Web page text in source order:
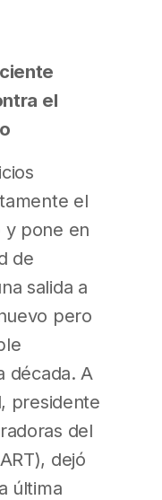
el
el
y pone en
de
salida a
pero
década. A
presidente
del
dejó
última